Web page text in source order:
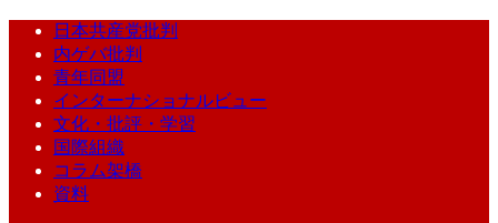
日本共産党批判
内ゲバ批判
青年同盟
インターナショナルビュー
文化・批評・学習
国際組織
コラム架橋
資料